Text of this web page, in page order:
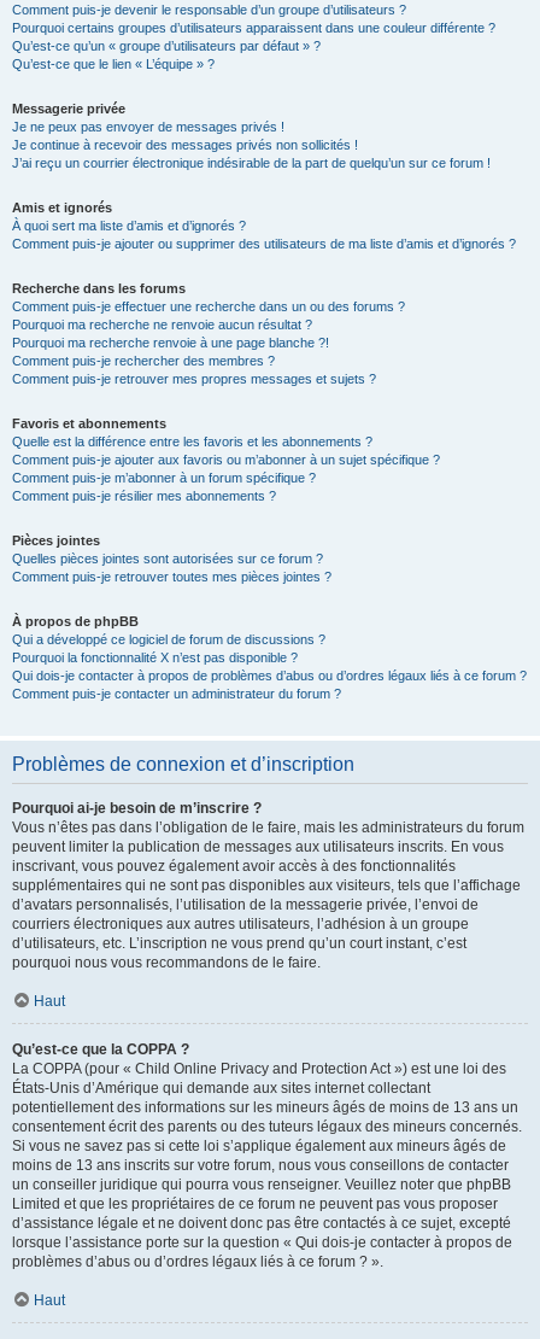
Comment puis-je devenir le responsable d’un groupe d’utilisateurs ?
Pourquoi certains groupes d’utilisateurs apparaissent dans une couleur différente ?
Qu’est-ce qu’un « groupe d’utilisateurs par défaut » ?
Qu’est-ce que le lien « L’équipe » ?
Messagerie privée
Je ne peux pas envoyer de messages privés !
Je continue à recevoir des messages privés non sollicités !
J’ai reçu un courrier électronique indésirable de la part de quelqu’un sur ce forum !
Amis et ignorés
À quoi sert ma liste d’amis et d’ignorés ?
Comment puis-je ajouter ou supprimer des utilisateurs de ma liste d’amis et d’ignorés ?
Recherche dans les forums
Comment puis-je effectuer une recherche dans un ou des forums ?
Pourquoi ma recherche ne renvoie aucun résultat ?
Pourquoi ma recherche renvoie à une page blanche ?!
Comment puis-je rechercher des membres ?
Comment puis-je retrouver mes propres messages et sujets ?
Favoris et abonnements
Quelle est la différence entre les favoris et les abonnements ?
Comment puis-je ajouter aux favoris ou m’abonner à un sujet spécifique ?
Comment puis-je m’abonner à un forum spécifique ?
Comment puis-je résilier mes abonnements ?
Pièces jointes
Quelles pièces jointes sont autorisées sur ce forum ?
Comment puis-je retrouver toutes mes pièces jointes ?
À propos de phpBB
Qui a développé ce logiciel de forum de discussions ?
Pourquoi la fonctionnalité X n’est pas disponible ?
Qui dois-je contacter à propos de problèmes d’abus ou d’ordres légaux liés à ce forum ?
Comment puis-je contacter un administrateur du forum ?
Problèmes de connexion et d’inscription
Pourquoi ai-je besoin de m’inscrire ?
Vous n’êtes pas dans l’obligation de le faire, mais les administrateurs du forum
peuvent limiter la publication de messages aux utilisateurs inscrits. En vous
inscrivant, vous pouvez également avoir accès à des fonctionnalités
supplémentaires qui ne sont pas disponibles aux visiteurs, tels que l’affichage
d’avatars personnalisés, l’utilisation de la messagerie privée, l’envoi de
courriers électroniques aux autres utilisateurs, l’adhésion à un groupe
d’utilisateurs, etc. L’inscription ne vous prend qu’un court instant, c’est
pourquoi nous vous recommandons de le faire.
Haut
Qu’est-ce que la COPPA ?
La COPPA (pour « Child Online Privacy and Protection Act ») est une loi des
États-Unis d’Amérique qui demande aux sites internet collectant
potentiellement des informations sur les mineurs âgés de moins de 13 ans un
consentement écrit des parents ou des tuteurs légaux des mineurs concernés.
Si vous ne savez pas si cette loi s’applique également aux mineurs âgés de
moins de 13 ans inscrits sur votre forum, nous vous conseillons de contacter
un conseiller juridique qui pourra vous renseigner. Veuillez noter que phpBB
Limited et que les propriétaires de ce forum ne peuvent pas vous proposer
d’assistance légale et ne doivent donc pas être contactés à ce sujet, excepté
lorsque l’assistance porte sur la question « Qui dois-je contacter à propos de
problèmes d’abus ou d’ordres légaux liés à ce forum ? ».
Haut